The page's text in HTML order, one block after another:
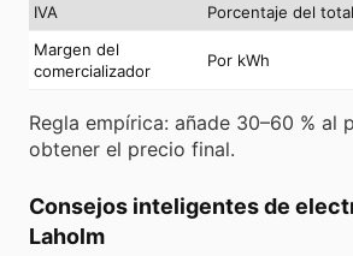
IVA
Porcentaje del total
Margen del
comercializador
Por kWh
Regla empírica: añade 30–60 % al
obtener el precio final.
Consejos inteligentes de
Laholm